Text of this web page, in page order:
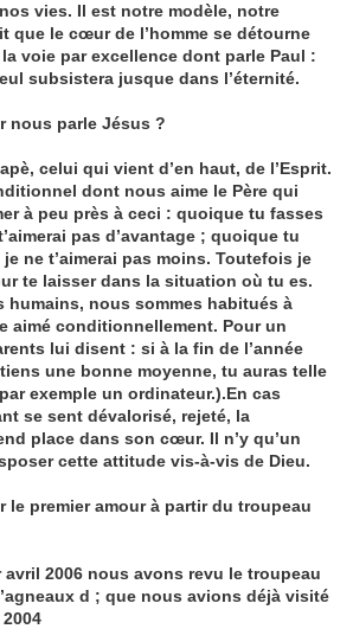
vies. Il est notre modèle, notre
que le cœur de l’homme se détourne
voie par excellence dont parle Paul :
subsistera jusque dans l’éternité.
nous parle Jésus ?
celui qui vient d’en haut, de l’Esprit.
dont nous aime le Père qui
à peu près à ceci : quoique tu fasses
pas d’avantage ; quoique tu
ne t’aimerai pas moins. Toutefois je
te laisser dans la situation où tu es.
humains, nous sommes habitués à
aimé conditionnellement. Pour un
lui disent : si à la fin de l’année
une bonne moyenne, tu auras telle
exemple un ordinateur.).En cas
se sent dévalorisé, rejeté, la
place dans son cœur. Il n’y qu’un
cette attitude vis-à-vis de Dieu.
le premier amour à partir du troupeau
avril 2006 nous avons revu le troupeau
d ; que nous avions déjà visité